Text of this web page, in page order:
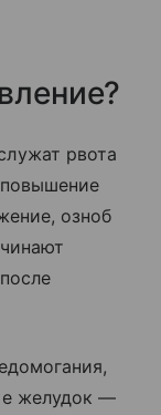
рвота
озноб
желудок —